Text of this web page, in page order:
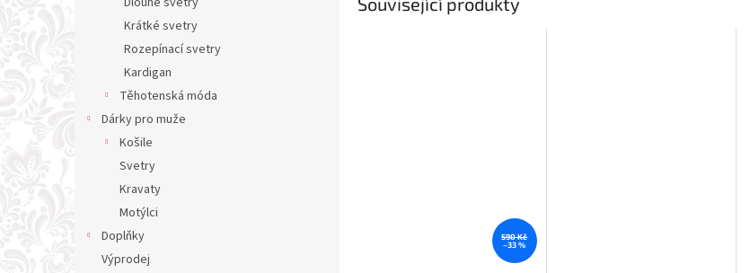
Krátké svetry
Rozepínací svetry
Kardigan
Těhotenská móda
Dárky pro muže
Košile
Svetry
Kravaty
Motýlci
Doplňky
Výprodej
590 Kč
–33 %